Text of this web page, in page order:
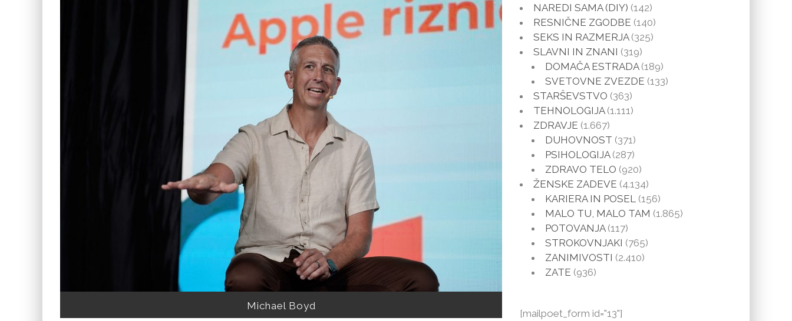
Michael Boyd
NAREDI SAMA (DIY) (142)
RESNIČNE ZGODBE (140)
SEKS IN RAZMERJA(325)
SLAVNI IN ZNANI (319)
DOMAČA ESTRADA(189)
SVETOVNE ZVEZDE (133)
STARŠEVSTVO (363)
TEHNOLOGIJA(1.111)
ZDRAVJE (1.667)
DUHOVNOST (371)
PSIHOLOGIJA(287)
ZDRAVO TELO (920)
ŽENSKE ZADEVE (4.134)
KARIERA IN POSEL (156)
MALO TU, MALO TAM (1.865)
POTOVANJA(117)
STROKOVNJAKI (765)
ZANIMIVOSTI (2.410)
ZATE (936)
[mailpoet_form id="13"]